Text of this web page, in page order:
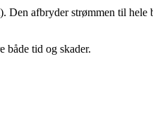
afbryder strømmen til
både tid og skader.